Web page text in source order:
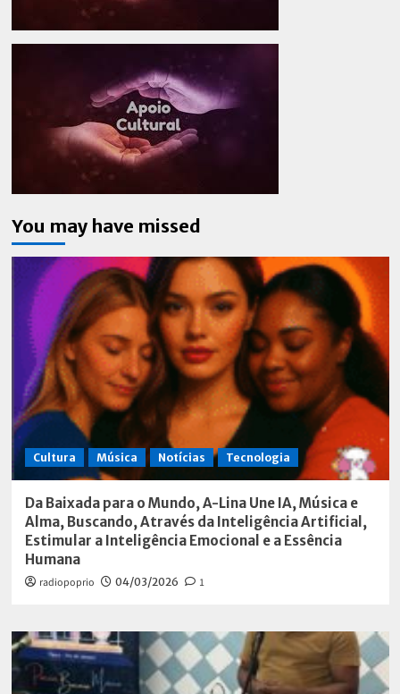
You may have missed
Cultura Música Notícias Tecnologia
Da Baixada para o Mundo, A-Lina Une IA, Música e
Alma, Buscando, Através da Inteligência Artificial,
Estimular a Inteligência Emocional e a Essência
Humana
radiopoprio 04/03/2026 1